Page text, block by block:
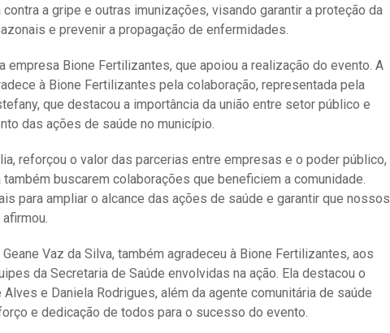
a gripe e outras imunizações, visando garantir a proteção da
e prevenir a propagação de enfermidades.
empresa Bione Fertilizantes, que apoiou a realização do evento. A
à Bione Fertilizantes pela colaboração, representada pela
que destacou a importância da união entre setor público e
das ações de saúde no município.
reforçou o valor das parcerias entre empresas e o poder público,
buscarem colaborações que beneficiem a comunidade.
para ampliar o alcance das ações de saúde e garantir que nossos
Vaz da Silva, também agradeceu à Bione Fertilizantes, aos
da Secretaria de Saúde envolvidas na ação. Ela destacou o
e Daniela Rodrigues, além da agente comunitária de saúde
e dedicação de todos para o sucesso do evento.